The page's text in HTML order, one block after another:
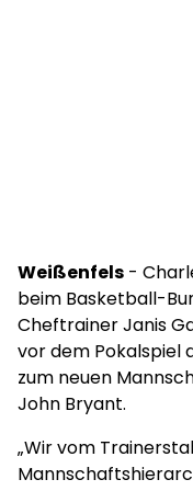
Weißenfels -
beim Basketball-
Cheftrainer Janis
vor dem Pokalspiel
zum neuen
John Bryant.
„Wir vom